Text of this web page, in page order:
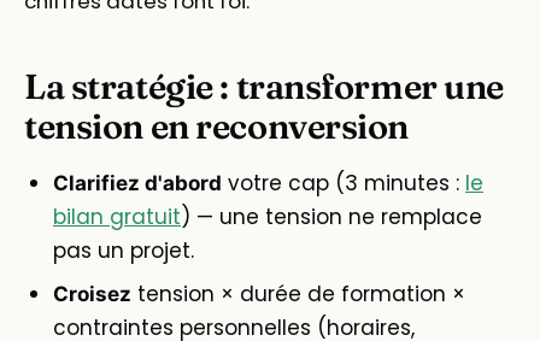
La stratégie : transformer une
tension en reconversion
Clarifiez d'abord votre cap (3 minutes : le
bilan gratuit) — une tension ne remplace
pas un projet.
Croisez tension × durée de formation ×
contraintes personnelles (horaires,